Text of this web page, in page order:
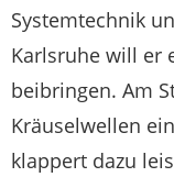
Systemtechnik
Karlsruhe will er
beibringen. Am
Kräuselwellen
klappert dazu